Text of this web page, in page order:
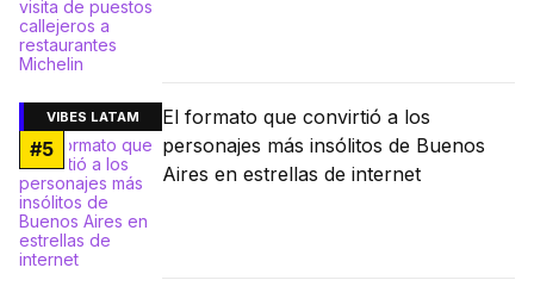
VIBES LATAM
#5
El formato que convirtió a los
personajes más insólitos de Buenos
Aires en estrellas de internet